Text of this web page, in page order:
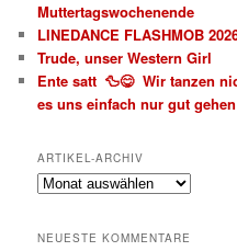
Muttertagswochenende
LINEDANCE FLASHMOB
Trude, unser Western Girl
Ente satt 🦆😋 Wir tanzen
es uns einfach nur gut gehen
ARTIKEL-ARCHIV
Artikel-
NEUESTE KOMMENTARE